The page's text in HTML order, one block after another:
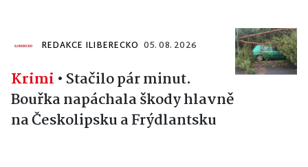
REDAKCE ILIBERECKO 05. 08. 2026
Krimi • Stačilo pár minut.
Bouřka napáchala škody hlavně
na Českolipsku a Frýdlantsku